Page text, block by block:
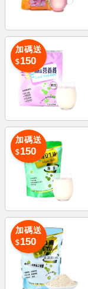
加碼送
$150
加碼送
$150
加碼送
$150